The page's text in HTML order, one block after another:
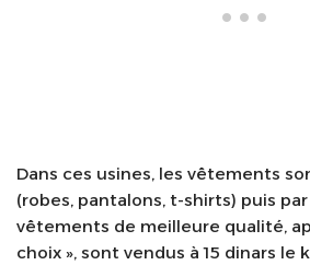
Dans ces usines, les vêtements
(robes, pantalons, t-shirts) puis
vêtements de meilleure qualité,
choix », sont vendus à 15 dinars le